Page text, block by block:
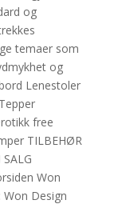
og
temaer som
og
Lenestoler
free
TILBEHØR
Won
Won Design